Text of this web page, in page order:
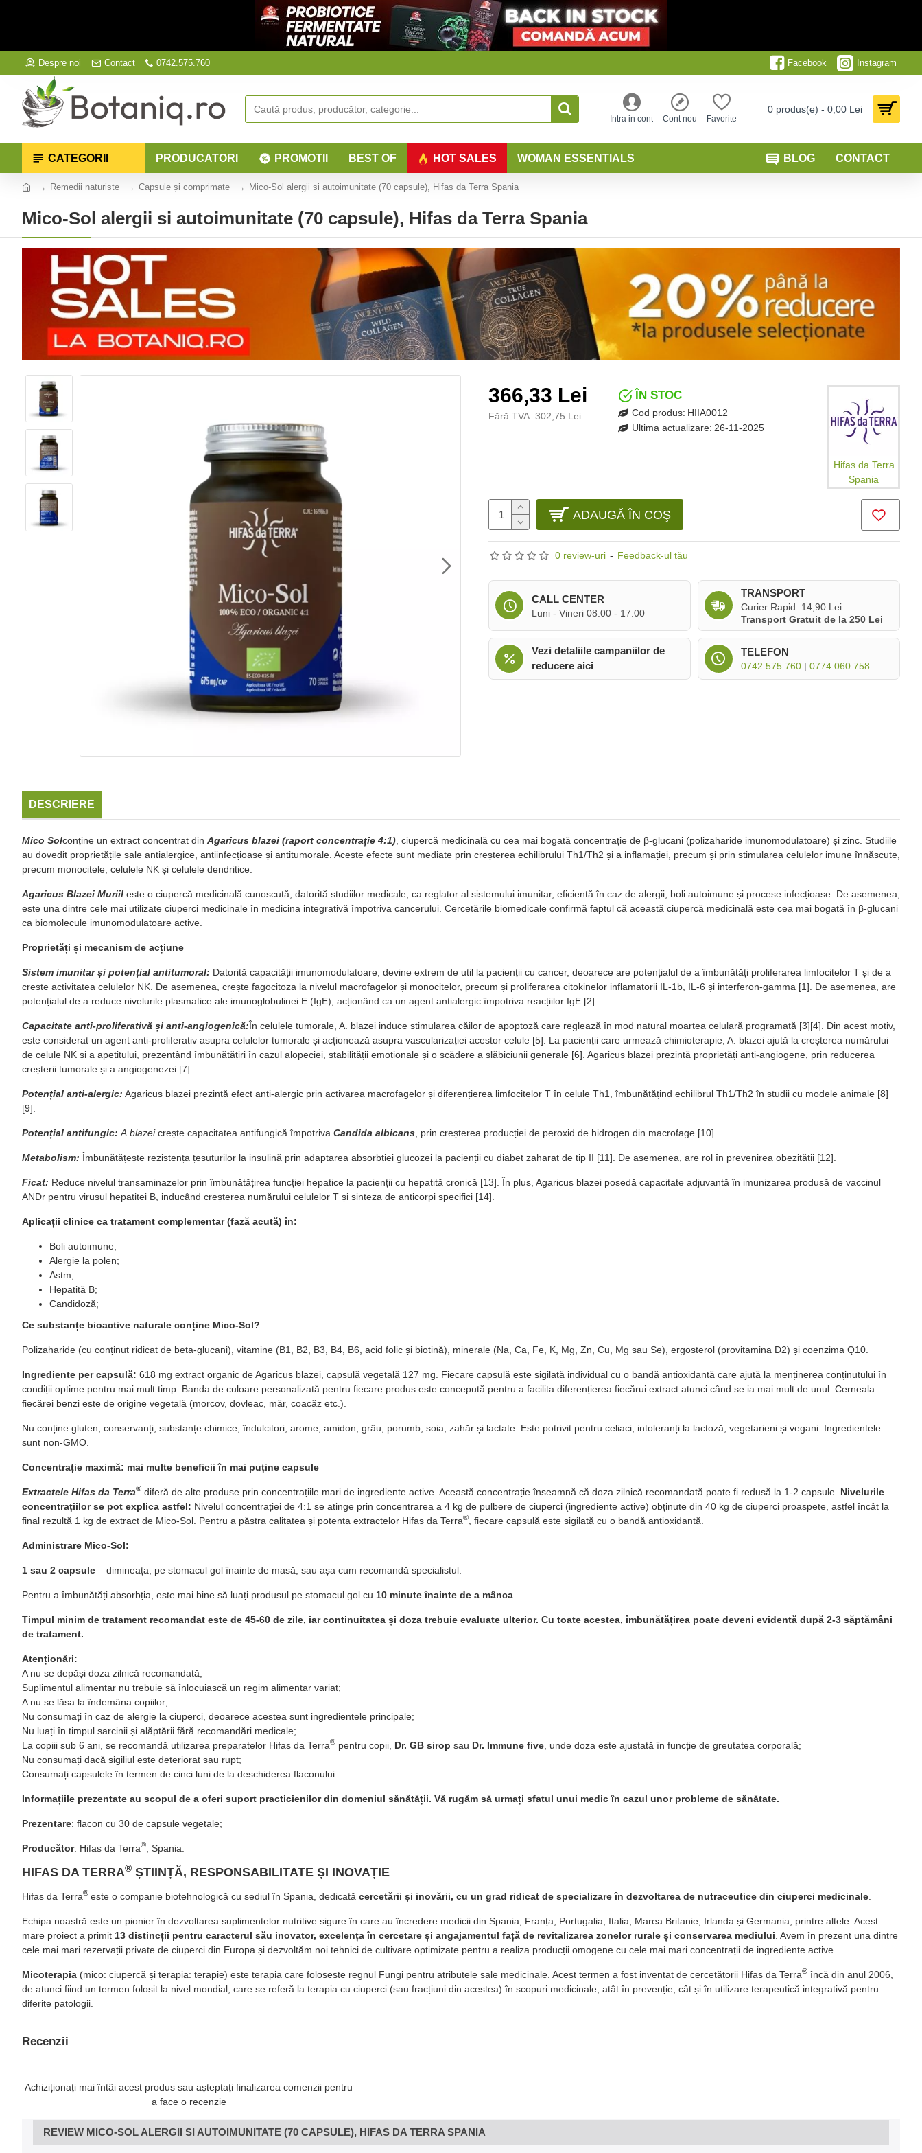
Despre noi Contact 0742.575.760 Facebook Instagram
Intra in cont Cont nou Favorite
0 produs(e) - 0,00 Lei
CATEGORII PRODUCATORI PROMOTII BEST OF HOT SALES WOMAN ESSENTIALS BLOG CONTACT
Remedii naturiste Capsule și comprimate Mico-Sol alergii si autoimunitate (70 capsule), Hifas da Terra Spania
Mico-Sol alergii si autoimunitate (70 capsule), Hifas da Terra Spania
0 review-uri - Feedback-ul tău
366,33 Lei
Fără TVA: 302,75 Lei
ÎN STOC
Cod produs: HIIA0012
Ultima actualizare: 26-11-2025
Hifas da Terra
Spania
ADAUGĂ ÎN COŞ
CALL CENTER
Luni - Vineri 08:00 - 17:00
TRANSPORT
Curier Rapid: 14,90 Lei
Transport Gratuit de la 250 Lei
Vezi detaliile campaniilor de
reducere aici
TELEFON
0742.575.760| 0774.060.758
DESCRIERE
Mico Solconține un extract concentrat din Agaricus blazei (raport concentrație 4:1) , ciupercă medicinală cu cea mai bogată concentrație de β-glucani (polizaharide imunomodulatoare) și zinc. Studiile
au dovedit proprietățile sale antialergice, antiinfecțioase și antitumorale. Aceste efecte sunt mediate prin creșterea echilibrului Th1/Th2 și a inflamației, precum și prin stimularea celulelor imune înnăscute,
precum monocitele, celulele NK și celulele dendritice.
Agaricus Blazei Muriil este o ciupercă medicinală cunoscută, datorită studiilor medicale, ca reglator al sistemului imunitar, eficientă în caz de alergii, boli autoimune și procese infecțioase. De asemenea,
este una dintre cele mai utilizate ciuperci medicinale în medicina integrativă împotriva cancerului. Cercetările biomedicale confirmă faptul că această ciupercă medicinală este cea mai bogată în β-glucani
ca biomolecule imunomodulatoare active.
Proprietăți și mecanism de acțiune
Sistem imunitar și potențial antitumoral: Datorită capacității imunomodulatoare, devine extrem de util la pacienții cu cancer, deoarece are potențialul de a îmbunătăți proliferarea limfocitelor T și de a
crește activitatea celulelor NK. De asemenea, crește fagocitoza la nivelul macrofagelor și monocitelor, precum și proliferarea citokinelor inflamatorii IL-1b, IL-6 și interferon-gamma [1]. De asemenea, are
potențialul de a reduce nivelurile plasmatice ale imunoglobulinei E (IgE), acționând ca un agent antialergic împotriva reacțiilor IgE [2].
Capacitate anti-proliferativă și anti-angiogenică:În celulele tumorale, A. blazei induce stimularea căilor de apoptoză care reglează în mod natural moartea celulară programată [3][4]. Din acest motiv,
este considerat un agent anti-proliferativ asupra celulelor tumorale și acționează asupra vascularizației acestor celule [5]. La pacienții care urmează chimioterapie, A. blazei ajută la creșterea numărului
de celule NK și a apetitului, prezentând îmbunătățiri în cazul alopeciei, stabilității emoționale și o scădere a slăbiciunii generale [6]. Agaricus blazei prezintă proprietăți anti-angiogene, prin reducerea
creșterii tumorale și a angiogenezei [7].
Potențial anti-alergic: Agaricus blazei prezintă efect anti-alergic prin activarea macrofagelor și diferențierea limfocitelor T în celule Th1, îmbunătățind echilibrul Th1/Th2 în studii cu modele animale [8]
[9].
Potențial antifungic: A.blazeicrește capacitatea antifungică împotriva Candida albicans , prin creșterea producției de peroxid de hidrogen din macrofage [10].
Metabolism: Îmbunătățește rezistența țesuturilor la insulină prin adaptarea absorbției glucozei la pacienții cu diabet zaharat de tip II [11]. De asemenea, are rol în prevenirea obezității [12].
Ficat: Reduce nivelul transaminazelor prin îmbunătățirea funcției hepatice la pacienții cu hepatită cronică [13]. În plus, Agaricus blazei posedă capacitate adjuvantă în imunizarea produsă de vaccinul
ANDr pentru virusul hepatitei B, inducând creșterea numărului celulelor T și sinteza de anticorpi specifici [14].
Aplicații clinice ca tratament complementar (fază acută) în:
Boli autoimune;
Alergie la polen;
Astm;
Hepatită B;
Candidoză;
Ce substanțe bioactive naturale conține Mico-Sol?
Polizaharide (cu conținut ridicat de beta-glucani), vitamine (B1, B2, B3, B4, B6, acid folic și biotină), minerale (Na, Ca, Fe, K, Mg, Zn, Cu, Mg sau Se), ergosterol (provitamina D2) și coenzima Q10.
Ingrediente per capsulă: 618 mg extract organic de Agaricus blazei, capsulă vegetală 127 mg. Fiecare capsulă este sigilată individual cu o bandă antioxidantă care ajută la menținerea conținutului în
condiții optime pentru mai mult timp. Banda de culoare personalizată pentru fiecare produs este concepută pentru a facilita diferențierea fiecărui extract atunci când se ia mai mult de unul. Cerneala
fiecărei benzi este de origine vegetală (morcov, dovleac, măr, coacăz etc.).
Nu conține gluten, conservanți, substanțe chimice, îndulcitori, arome, amidon, grâu, porumb, soia, zahăr și lactate. Este potrivit pentru celiaci, intoleranți la lactoză, vegetarieni și vegani. Ingredientele
sunt non-GMO.
Concentrație maximă: mai multe beneficii în mai puține capsule
Extractele Hifas da Terra® diferă de alte produse prin concentrațiile mari de ingrediente active. Această concentrație înseamnă că doza zilnică recomandată poate fi redusă la 1-2 capsule. Nivelurile
concentrațiilor se pot explica astfel: Nivelul concentrației de 4:1 se atinge prin concentrarea a 4 kg de pulbere de ciuperci (ingrediente active) obținute din 40 kg de ciuperci proaspete, astfel încât la
final rezultă 1 kg de extract de Mico-Sol. Pentru a păstra calitatea și potența extractelor Hifas da Terra® , fiecare capsulă este sigilată cu o bandă antioxidantă.
Administrare Mico-Sol:
1 sau 2 capsule – dimineața, pe stomacul gol înainte de masă, sau așa cum recomandă specialistul.
Pentru a îmbunătăți absorbția, este mai bine să luați produsul pe stomacul gol cu 10 minute înainte de a mânca
Timpul minim de tratament recomandat este de 45-60 de zile, iar continuitatea și doza trebuie evaluate ulterior. Cu toate acestea, îmbunătățirea poate deveni evidentă după 2-3 săptămâni
de tratament.
Atenționări:
A nu se depăşi doza zilnică recomandată;
Suplimentul alimentar nu trebuie să înlocuiască un regim alimentar variat;
A nu se lăsa la îndemâna copiilor;
Nu consumați în caz de alergie la ciuperci, deoarece acestea sunt ingredientele principale;
Nu luați în timpul sarcinii și alăptării fără recomandări medicale;
La copiii sub 6 ani, se recomandă utilizarea preparatelor Hifas da Terra® pentru copii, Dr. GB sirop sau Dr. Immune five , unde doza este ajustată în funcție de greutatea corporală;
Nu consumați dacă sigiliul este deteriorat sau rupt;
Consumați capsulele în termen de cinci luni de la deschiderea flaconului.
Informațiile prezentate au scopul de a oferi suport practicienilor din domeniul sănătății. Vă rugăm să urmați sfatul unui medic în cazul unor probleme de sănătate.
Prezentare: flacon cu 30 de capsule vegetale;
Producător: Hifas da Terra® , Spania.
HIFAS DA TERRA® ȘTIINȚĂ, RESPONSABILITATE ȘI INOVAȚIE
Hifas da Terra® este o companie biotehnologică cu sediul în Spania, dedicată cercetării și inovării, cu un grad ridicat de specializare în dezvoltarea de nutraceutice din ciuperci medicinale
Echipa noastră este un pionier în dezvoltarea suplimentelor nutritive sigure în care au încredere medicii din Spania, Franța, Portugalia, Italia, Marea Britanie, Irlanda și Germania, printre altele. Acest
mare proiect a primit 13 distincții pentru caracterul său inovator, excelența în cercetare și angajamentul față de revitalizarea zonelor rurale și conservarea mediului . Avem în prezent una dintre
cele mai mari rezervații private de ciuperci din Europa și dezvoltăm noi tehnici de cultivare optimizate pentru a realiza producții omogene cu cele mai mari concentrații de ingrediente active.
Micoterapia (mico: ciupercă și terapia: terapie) este terapia care folosește regnul Fungi pentru atributele sale medicinale. Acest termen a fost inventat de cercetătorii Hifas da Terra® încă din anul 2006,
de atunci fiind un termen folosit la nivel mondial, care se referă la terapia cu ciuperci (sau fracțiuni din acestea) în scopuri medicinale, atât în prevenție, cât și în utilizare terapeutică integrativă pentru
diferite patologii.
Recenzii
Achiziționați mai întâi acest produs sau așteptați finalizarea comenzii pentru
a face o recenzie
REVIEW MICO-SOL ALERGII SI AUTOIMUNITATE (70 CAPSULE), HIFAS DA TERRA SPANIA